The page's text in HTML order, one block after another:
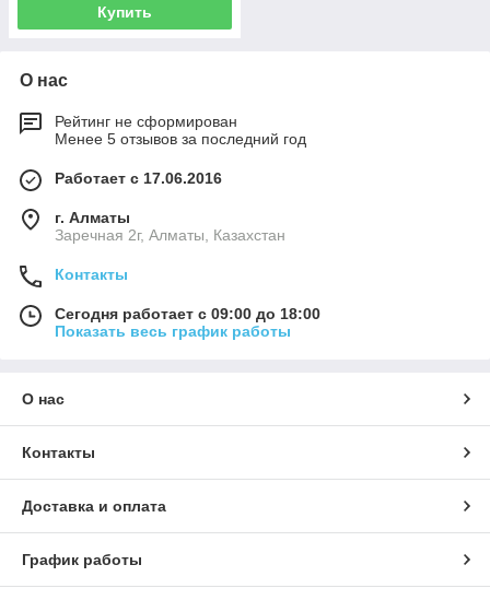
Купить
О нас
Рейтинг не сформирован
Менее 5 отзывов за последний год
Работает с 17.06.2016
г. Алматы
Заречная 2г, Алматы, Казахстан
Контакты
Сегодня работает с 09:00 до 18:00
Показать весь график работы
О нас
Контакты
Доставка и оплата
График работы